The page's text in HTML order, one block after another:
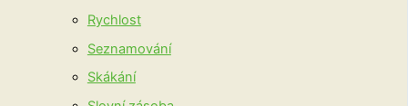
Rychlost
Seznamování
Skákání